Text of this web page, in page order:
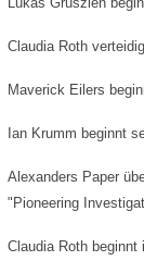
Claudia Roth
Maverick Eilers
Ian Krumm beginnt
Alexanders Paper
"Pioneering
Claudia Roth beginnt